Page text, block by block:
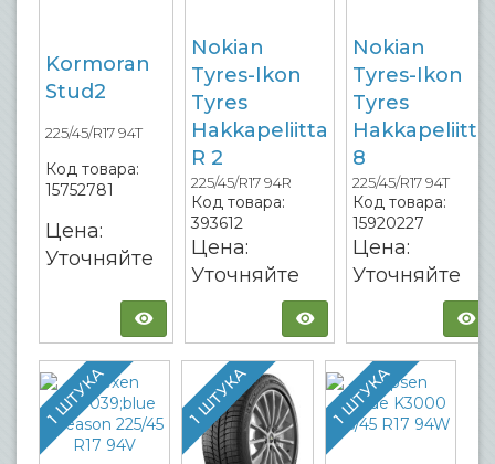
Kormoran
Stud2
225/45/R17 94T
Код товара:
15752781
Цена:
Уточняйте
Nokian
Tyres-Ikon
Tyres
Hakkapeliitta
R 2
225/45/R17 94R
Код товара:
393612
Цена:
Уточняйте
Nokian
Tyres-Ikon
Tyres
Hakkapeliitta
8
225/45/R17 94T
Код товара:
15920227
Цена:
Уточняйте
1 ШТУКА 1 ШТУКА 1 ШТУКА